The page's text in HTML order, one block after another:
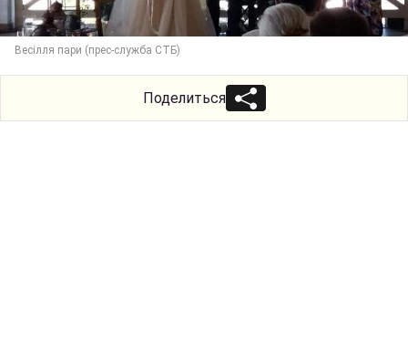
Весілля пари (прес-служба СТБ)
Поделиться